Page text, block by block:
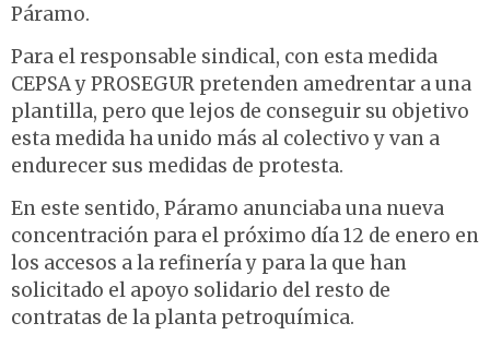
Páramo.
Para el responsable sindical, con esta medida
CEPSA y PROSEGUR pretenden amedrentar a una
plantilla, pero que lejos de conseguir su objetivo
esta medida ha unido más al colectivo y van a
endurecer sus medidas de protesta.
En este sentido, Páramo anunciaba una nueva
concentración para el próximo día 12 de enero en
los accesos a la refinería y para la que han
solicitado el apoyo solidario del resto de
contratas de la planta petroquímica.